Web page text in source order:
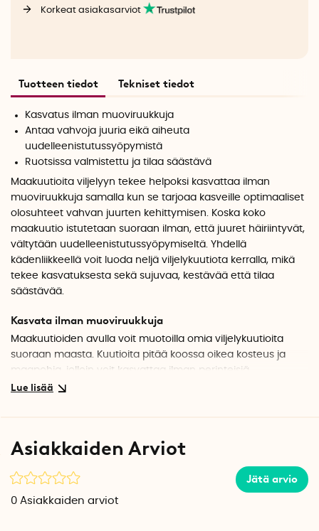
Korkeat asiakasarviot
Tuotteen tiedot Tekniset tiedot
Kasvatus ilman muoviruukkuja
Antaa vahvoja juuria eikä aiheuta
uudelleenistutussyöpymistä
Ruotsissa valmistettu ja tilaa säästävä
Maakuutioita viljelyyn tekee helpoksi kasvattaa ilman
muoviruukkuja samalla kun se tarjoaa kasveille optimaaliset
olosuhteet vahvan juurten kehittymisen. Koska koko
maakuutio istutetaan suoraan ilman, että juuret häiriintyvät,
vältytään uudelleenistutussyöpymiseltä. Yhdellä
kädenliikkeellä voit luoda neljä viljelykuutiota kerralla, mikä
tekee kasvatuksesta sekä sujuvaa, kestävää että tilaa
säästävää.
Kasvata ilman muoviruukkuja
Maakuutioiden avulla voit muotoilla omia viljelykuutioita
suoraan maasta. Kuutioita pitää koossa oikea kosteus ja
maapohja, jolloin voit kasvattaa ilman perinteisiä
muoviruukkuja. Maakuutio puristaa neljä kuutiota
Kun kasvi kasvaa maakuutiossa, juuret kehittyvät
luonnollisesti ja haarautuvat tehokkaasti. Vältät ongelman,
Asiakkaiden Arviot
Jätä arvio
0 Asiakkaiden arviot